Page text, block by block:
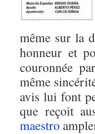
même sur la
honneur et
couronnée
même
avis lui font
que reçoit
maestro